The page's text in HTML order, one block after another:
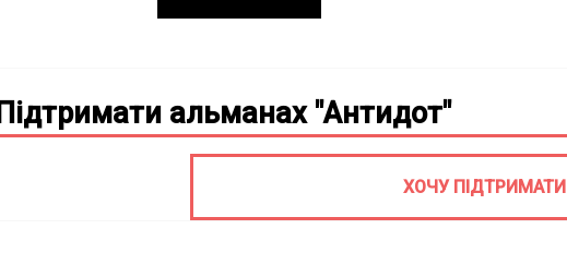
Підтримати альманах "Антидот"
ХОЧУ ПІДТРИМАТИ